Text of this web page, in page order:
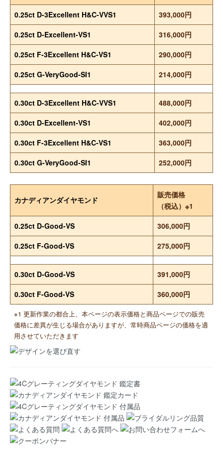
0.25ct D-3Excellent H&C-VVS1
393,000円
0.25ct D-Excellent-VS1
316,000円
0.25ct F-3Excellent H&C-VS1
290,000円
0.25ct G-VeryGood-SI1
214,000円
0.30ct D-3Excellent H&C-VVS1
488,000円
0.30ct D-Excellent-VS1
402,000円
0.30ct F-3Excellent H&C-VS1
363,000円
0.30ct G-VeryGood-SI1
252,000円
カナディアンダイヤモンド
販売価格
（税込）※1
0.25ct D-Good-VS
306,000円
0.25ct F-Good-VS
275,000円
0.30ct D-Good-VS
391,000円
0.30ct F-Good-VS
360,000円
※1 更新作業の都合上、本ページの表示価格と商品ページでの販売
価格に差異が生じる場合がありますが、常時商品ページの価格を適
用させていただきます